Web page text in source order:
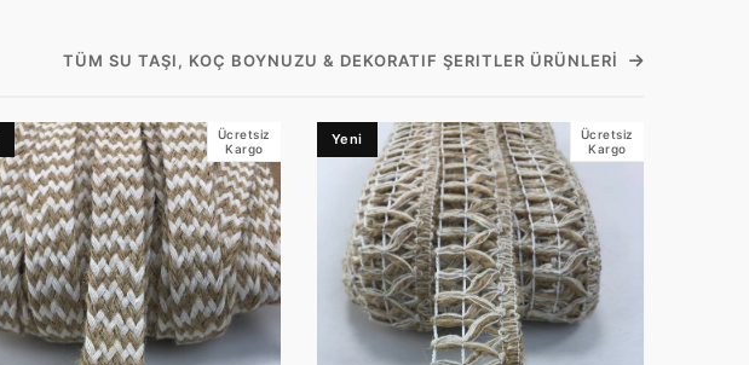
TÜM SU TAŞI, KOÇ BOYNUZU & DEKORATIF ŞERITLER ÜRÜNLERI
Ücretsiz
Kargo
Yeni
Ücretsiz
Kargo